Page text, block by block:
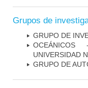
Grupos de
GRUPO DE
OCEÁNICOS
UNIVERSIDAD
GRUPO DE